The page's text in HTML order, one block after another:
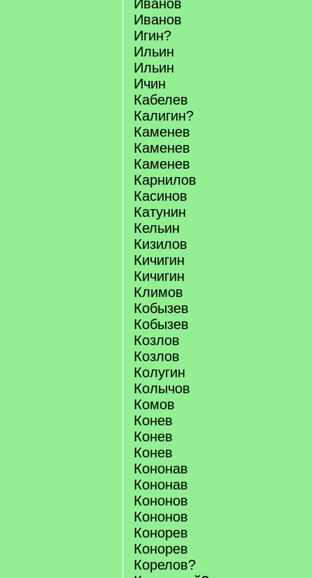
Иванов
Иванов
Игин?
Ильин
Ильин
Ичин
Кабелев
Калигин?
Каменев
Каменев
Каменев
Карнилов
Касинов
Катунин
Кельин
Кизилов
Кичигин
Кичигин
Климов
Кобызев
Кобызев
Козлов
Козлов
Колугин
Колычов
Комов
Конев
Конев
Конев
Кононав
Кононав
Кононов
Кононов
Конорев
Конорев
Корелов?